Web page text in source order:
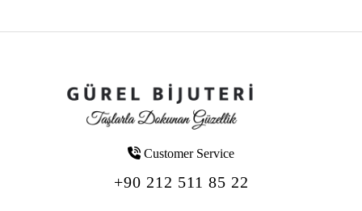
Customer Service
+90 212 511 85 22